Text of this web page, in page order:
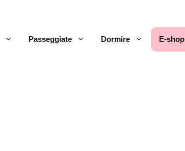
Passeggiate Dormire E-shop